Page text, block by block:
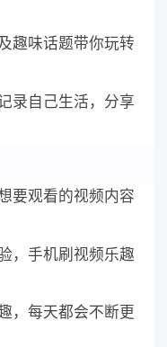
趣味话题带你玩转
录自己生活，分享
要观看的视频内容
，手机刷视频乐趣
，每天都会不断更